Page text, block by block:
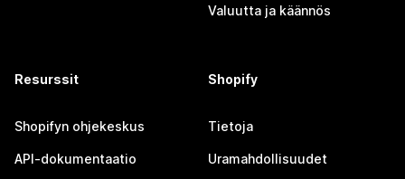
Valuutta ja käännös
Resurssit
Shopifyn ohjekeskus
API-dokumentaatio
Shopify
Tietoja
Uramahdollisuudet